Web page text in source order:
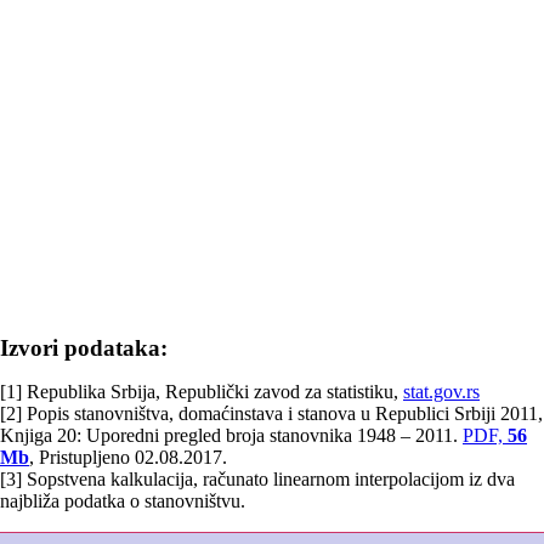
Izvori podataka:
[1] Republika Srbija, Republički zavod za statistiku, stat.gov.rs
[2] Popis stanovništva, domaćinstava i stanova u Republici Srbiji 2011,
Knjiga 20: Uporedni pregled broja stanovnika 1948 – 2011. PDF, 56
Mb, Pristupljeno 02.08.2017.
[3] Sopstvena kalkulacija, računato linearnom interpolacijom iz dva
najbliža podatka o stanovništvu.